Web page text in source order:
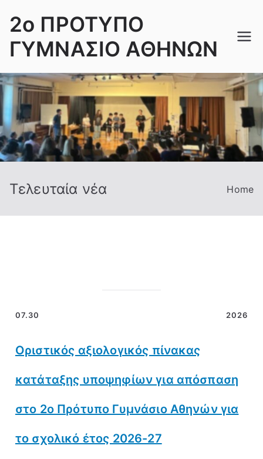
content
2ο ΠΡΟΤΥΠΟ
ΓΥΜΝΑΣΙΟ ΑΘΗΝΩΝ
Τελευταία νέα Home
07.30 2026
Οριστικός αξιολογικός πίνακας
κατάταξης υποψηφίων για απόσπαση
στο 2ο Πρότυπο Γυμνάσιο Αθηνών για
το σχολικό έτος 2026-27